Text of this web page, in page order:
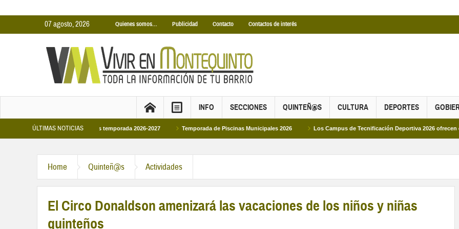
07 agosto, 2026 Quienes somos… Publicidad Contacto Contactos de interés
INFO SECCIONES QUINTEÑ@S CULTURA DEPORTES
ÚLTIMAS NOTICIAS
Cubiertas Municipales temporada 2026-2027 Temporada de Piscinas Municipales 2026 Los Campus de Tecnificación Deportiva 2026 ofrecen cuatro
Home Quinteñ@s Actividades
El Circo Donaldson amenizará las vacaciones de los niños y niñas
quinteños